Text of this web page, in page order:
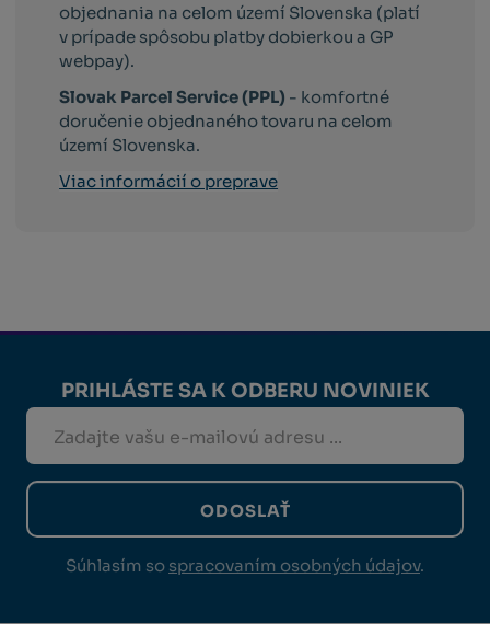
objednania na celom území Slovenska (platí
v prípade spôsobu platby dobierkou a GP
webpay).
Slovak Parcel Service (PPL) - komfortné
doručenie objednaného tovaru na celom
území Slovenska.
Viac informácií o preprave
PRIHLÁSTE SA K ODBERU NOVINIEK
ODOSLAŤ
Súhlasím so spracovaním osobných údajov.